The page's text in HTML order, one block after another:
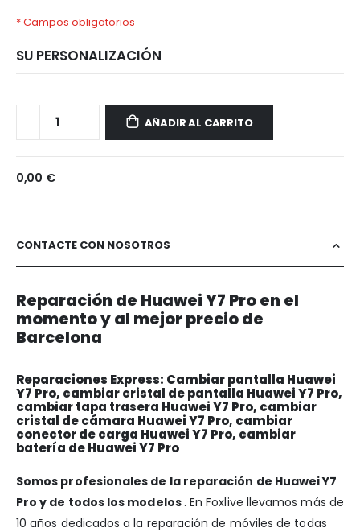
* Campos obligatorios
SU PERSONALIZACIÓN
AÑADIR AL CARRITO
0,00 €
CONTACTE CON NOSOTROS
Reparación de Huawei Y7 Pro en el
momento y al mejor precio de
Barcelona
Reparaciones Express: Cambiar pantalla Huawei
Y7 Pro, cambiar cristal de pantalla Huawei Y7 Pro,
cambiar tapa trasera Huawei Y7 Pro, cambiar
cristal de cámara Huawei Y7 Pro, cambiar
conector de carga Huawei Y7 Pro, cambiar
batería de Huawei Y7 Pro
Somos profesionales de la reparación de Huawei Y7
Pro y de todos los modelos. En Foxlive llevamos más de
10 años dedicados a la reparación de móviles de todas